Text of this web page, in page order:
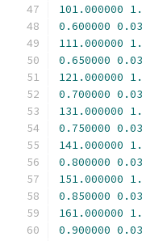
101.000000
0.600000
111.000000
0.650000
121.000000
0.700000
131.000000
0.750000
141.000000
0.800000
151.000000
0.850000
161.000000
0.900000